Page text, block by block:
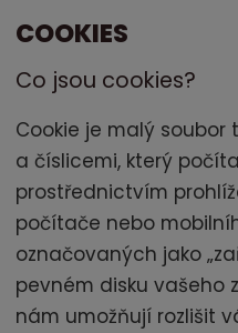
a
e
r
o
m
a
t
e
d
í
t
r
a
n
COOKIES
Co jsou cookies?
Cookie je malý soubor
a číslicemi, který
prostřednictvím
počítače nebo
označovaných jako
pevném disku vašeho
nám umožňují rozlišit